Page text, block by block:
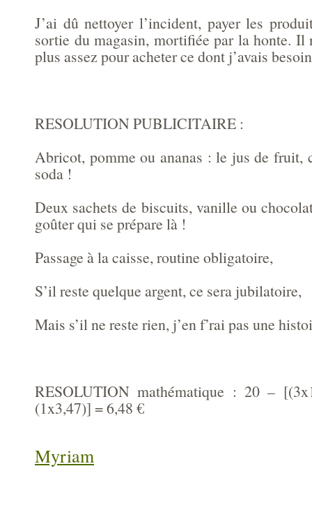
J’ai dû nettoyer l’incident, payer les
sortie du magasin, mortifiée par la honte. Il
plus assez pour acheter ce dont j’avais
RESOLUTION PUBLICITAIRE :
Abricot, pomme ou ananas : le jus de fruit,
soda !
Deux sachets de biscuits, vanille ou
goûter qui se prépare là !
Passage à la caisse, routine obligatoire,
S’il reste quelque argent, ce sera jubilatoire,
Mais s’il ne reste rien, j’en f’rai pas une
RESOLUTION mathématique : 20 –
(1x3,47)] = 6,48 €
Myriam